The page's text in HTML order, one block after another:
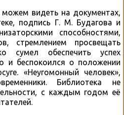
видеть на документах,
подпись Г. М. Будагова и
способностями,
стремлением просвещать
обеспечить успех
и беспокоился о положении
«Неугомонный человек»,
Библиотека не
с каждым годом её